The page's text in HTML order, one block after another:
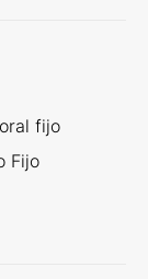
fijo
Fijo